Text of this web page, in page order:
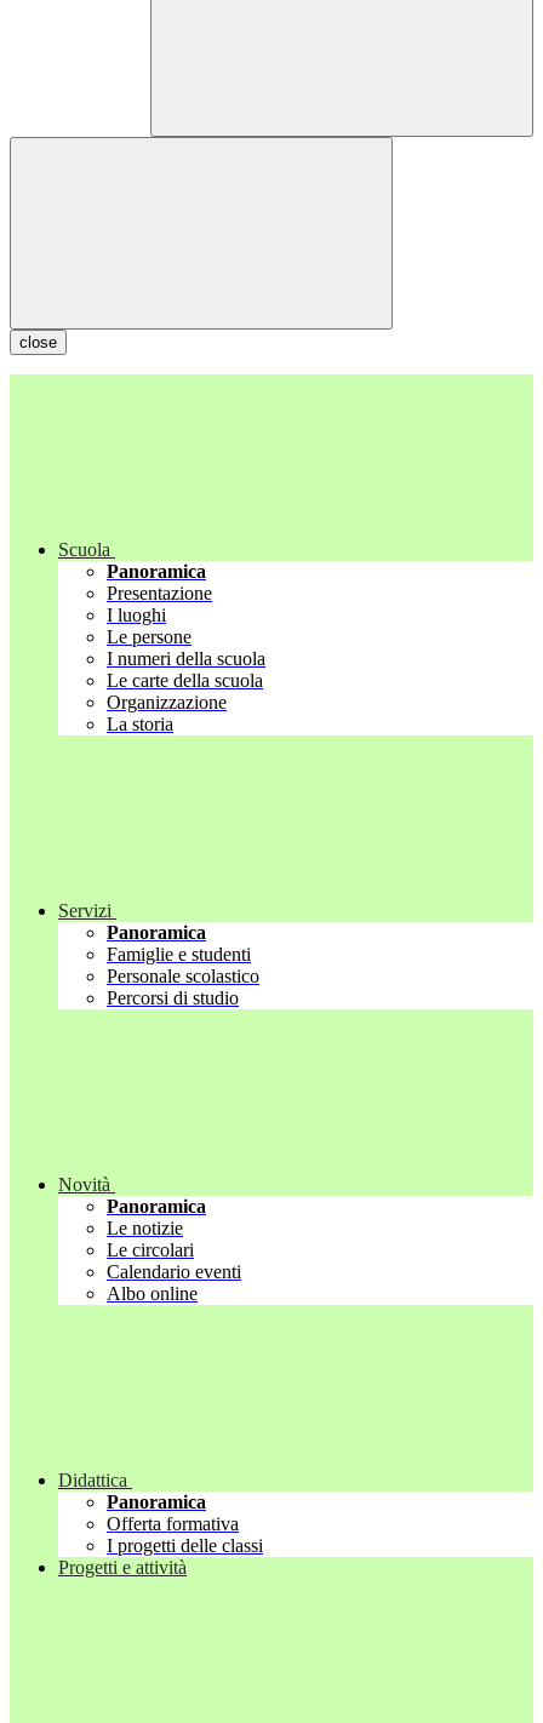
close
Scuola
Panoramica
Presentazione
I luoghi
Le persone
I numeri della scuola
Le carte della scuola
Organizzazione
La storia
Servizi
Panoramica
Famiglie e studenti
Personale scolastico
Percorsi di studio
Novità
Panoramica
Le notizie
Le circolari
Calendario eventi
Albo online
Didattica
Panoramica
Offerta formativa
I progetti delle classi
Progetti e attività